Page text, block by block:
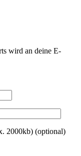
wird an deine E-
2000kb) (optional)